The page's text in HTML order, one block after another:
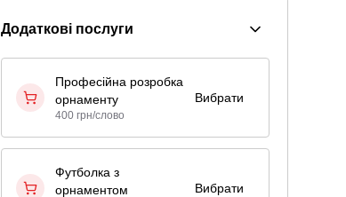
Додаткові послуги
Професійна розробка
орнаменту
400 грн/слово
Вибрати
Футболка з
орнаментом
Вибрати